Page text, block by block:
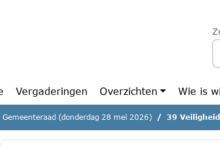
Vergaderingen Overzichten Wie is
Gemeenteraad (donderdag 28 mei 2026) 39 Veiligheidsregio